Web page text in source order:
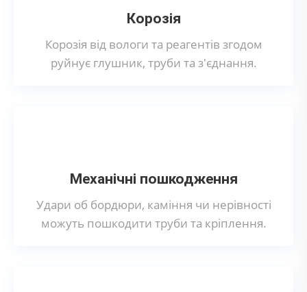
Корозія
Корозія від вологи та реагентів згодом
руйнує глушник, труби та з'єднання.
Механічні пошкодження
Удари об бордюри, каміння чи нерівності
можуть пошкодити труби та кріплення.